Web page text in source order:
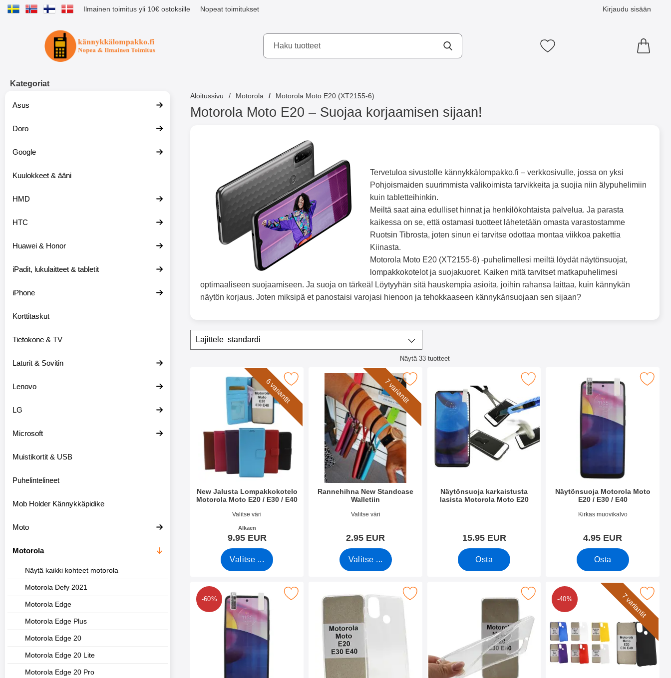
Ilmainen toimitus yli 10€ ostoksille Nopeat toimitukset Kirjaudu sisään
Ostoskori laajennettu Tibro billiga mobilskydd AB Suosikkini
Kategoriat
Asus
Doro
Google
Kuulokkeet & ääni
HMD
HTC
Huawei & Honor
iPadit, lukulaitteet & tabletit
iPhone
Korttitaskut
Tietokone & TV
Laturit & Sovitin
Lenovo
LG
Microsoft
Muistikortit & USB
Puhelintelineet
Mob Holder Kännykkäpidike
Moto
Motorola
Näytä kaikki kohteet motorola
Motorola Defy 2021
Motorola Edge
Motorola Edge Plus
Motorola Edge 20
Motorola Edge 20 Lite
Motorola Edge 20 Pro
Aloitussivu Motorola Motorola Moto E20 (XT2155-6)
Motorola Moto E20 – Suojaa korjaamisen sijaan!
Tervetuloa sivustolle kännykkälompakko.fi – verkkosivulle, jossa on yksi
Pohjoismaiden suurimmista valikoimista tarvikkeita ja suojia niin älypuhelimiin
kuin tabletteihinkin.
Meiltä saat aina edulliset hinnat ja henkilökohtaista palvelua. Ja parasta
kaikessa on se, että ostamasi tuotteet lähetetään omasta varastostamme
Ruotsin Tibrosta, joten sinun ei tarvitse odottaa montaa viikkoa pakettia
Kiinasta.
Motorola Moto E20 (XT2155-6) -puhelimellesi meiltä löydät näytönsuojat,
lompakkokotelot ja suojakuoret. Kaiken mitä tarvitset matkapuhelimesi
optimaaliseen suojaamiseen. Ja suoja on tärkeä! Löytyyhän sitä hauskempia asioita, joihin rahansa laittaa, kuin kännykän
näytön korjaus. Joten miksipä et panostaisi varojasi hienoon ja tehokkaaseen kännykänsuojaan sen sijaan?
i
Suodata/lajittele
standardi
Näytä 33 tuotteet
tuotelista
6 variantit
New Jalusta Lompakkokotelo
Motorola Moto E20 / E30 / E40
Tuote.nro 42671
Valitse väri
Alkaen
9.95 EUR
Valitse ...
Merkitse new Jalusta Lompakkokotelo Motorola Moto E20 / E30 / E40 suosikiksi
7 variantit
Rannehihna New Standcase
Walletiin
Tuote.nro 40789
Valitse väri
2.95 EUR
Valitse ...
Merkitse rannehihna New Standcase Walletiin suosikiksi
Näytönsuoja karkaistusta
lasista Motorola Moto E20
15.95 EUR
Osta
Merkitse näytönsuoja karkaistusta lasista Motorola Moto E20 suosikiksi
Näytönsuoja Motorola Moto
E20 / E30 / E40
Tuote.nro 42393
Kirkas muovikalvo
4.95 EUR
Osta
Merkitse näytönsuoja Motorola Moto
-60%
Merkitse kuuden kappaleen näytönsuojakalvopakett Motorola Moto E20 / E30 / E40 suosikiksi
Merkitse tPU-suojakuoret Motorola Moto E20 / E30 / E40 suosikiksi
Merkitse ultra Thin TPU Kotelo Motorola Moto E20 / E30 / E40 suosikiksi
7 variantit
-40%
Merkitse hardcase Kotelo Motorola